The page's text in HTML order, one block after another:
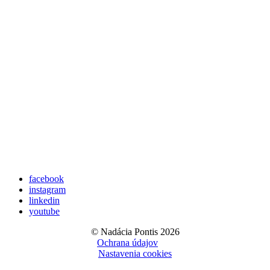
facebook
instagram
linkedin
youtube
© Nadácia Pontis 2026
Ochrana údajov
Nastavenia cookies